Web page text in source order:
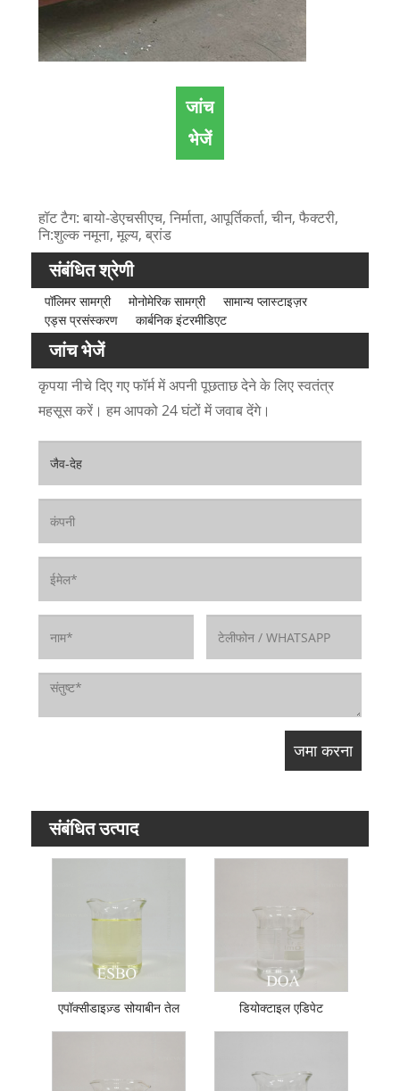
जांच
भेजें
हॉट टैग: बायो-डेएचसीएच, निर्माता, आपूर्तिकर्ता, चीन, फैक्टरी,
नि:शुल्क नमूना, मूल्य, ब्रांड
संबंधित श्रेणी
पॉलिमर सामग्री मोनोमेरिक सामग्री
सामान्य प्लास्टाइज़र
एड्स प्रसंस्करण
कार्बनिक इंटरमीडिएट
जांच भेजें
कृपया नीचे दिए गए फॉर्म में अपनी पूछताछ देने के लिए स्वतंत्र
महसूस करें। हम आपको 24 घंटों में जवाब देंगे।
संबंधित उत्पाद
एपॉक्सीडाइज़्ड सोयाबीन तेल डियोक्टाइल एडिपेट